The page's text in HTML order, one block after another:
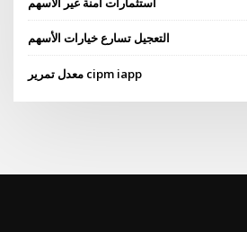
التعجيل تسارع خيارات الأسهم
معدل تمرير cipm iapp